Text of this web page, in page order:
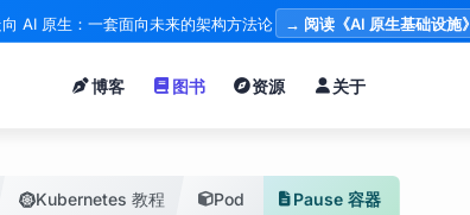
AI 原生：一套面向未来的架构方法论 → 阅读《AI 原生基础设施》
博客 图书 资源 关于
Kubernetes 教程 Pod Pause 容器